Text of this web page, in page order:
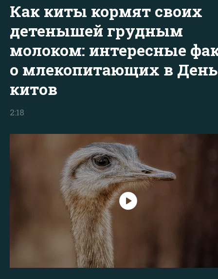
Как киты кормят своих
детенышей грудным
молоком: интересные
о млекопитающих в День
китов
2:18